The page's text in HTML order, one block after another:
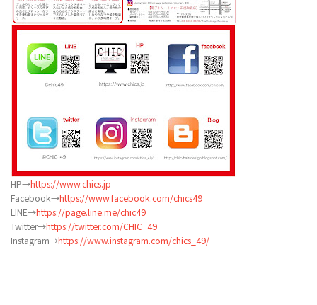
HP→https://www.chics.jp
Facebook→https://www.facebook.com/chics49
LINE→https://page.line.me/chic49
Twitter→https://twitter.com/CHIC_49
Instagram→https://www.instagram.com/chics_49/